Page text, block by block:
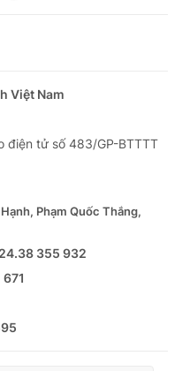
Việt Nam
điện tử số 483/GP-BTTTT
Phạm Quốc Thắng,
355 932